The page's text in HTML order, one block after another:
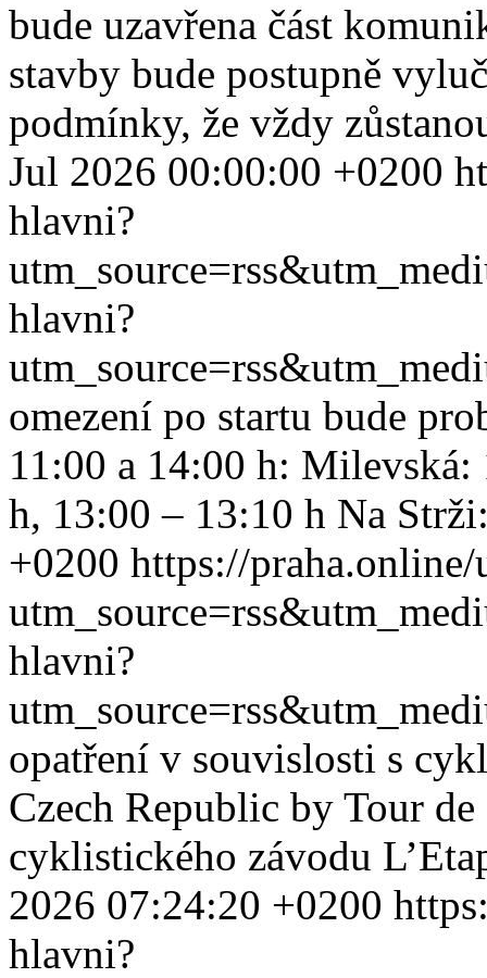
bude uzavřena část
stavby bude postupně
podmínky, že vždy
Jul 2026 00:00:00 +0200
hlavni?
hlavni?
omezení po startu bude
11:00 a 14:00 h:
h, 13:00 – 13:10 h Na
+0200 https://
hlavni?
opatření v souvislosti s
Czech Republic by Tour
cyklistického závodu
2026 07:24:20 +0200
hlavni?